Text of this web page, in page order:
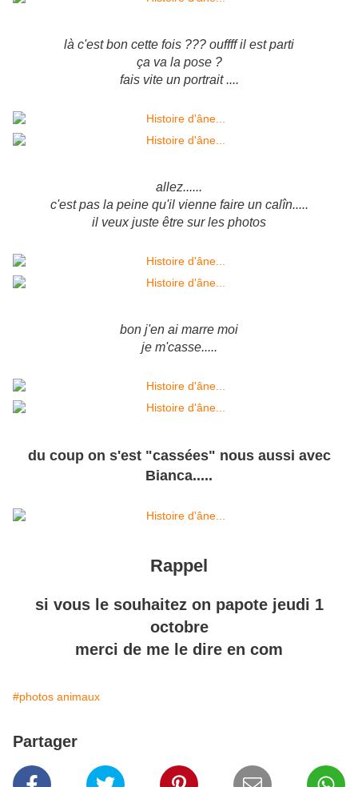
là c'est bon cette fois ??? ouffff il est parti
ça va la pose ?
fais vite un portrait ....
allez......
c'est pas la peine qu'il vienne faire un calîn.....
il veux juste être sur les photos
bon j'en ai marre moi
je m'casse.....
du coup on s'est "cassées" nous aussi avec
Bianca.....
Rappel
si vous le souhaitez on papote jeudi 1
octobre
merci de me le dire en com
#photos animaux
Partager